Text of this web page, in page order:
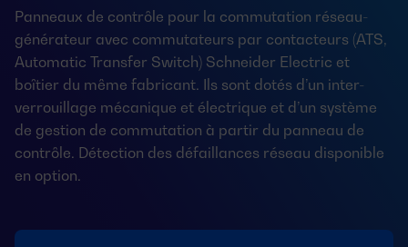
Panneaux de contrôle pour la commutation réseau-
générateur avec commutateurs par contacteurs (ATS,
Automatic Transfer Switch) Schneider Electric et
boîtier du même fabricant. Ils sont dotés d’un inter-
verrouillage mécanique et électrique et d’un système
de gestion de commutation à partir du panneau de
contrôle. Détection des défaillances réseau disponible
en option.